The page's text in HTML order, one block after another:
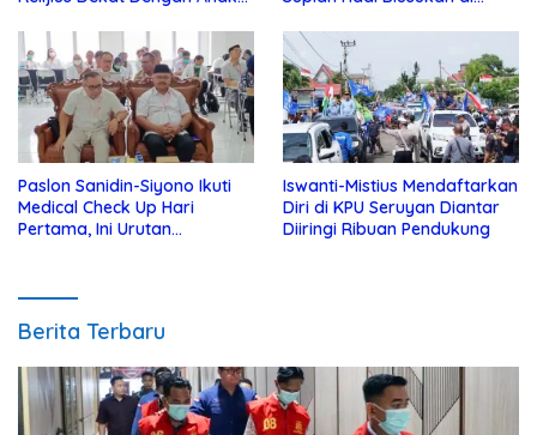
Paslon Sanidin-Siyono Ikuti
Medical Check Up Hari
Pertama, Ini Urutan
Iswanti-Mistius Mendaftarkan
Diri di KPU Seruyan Diantar
Diiringi Ribuan Pendukung
Berita Terbaru